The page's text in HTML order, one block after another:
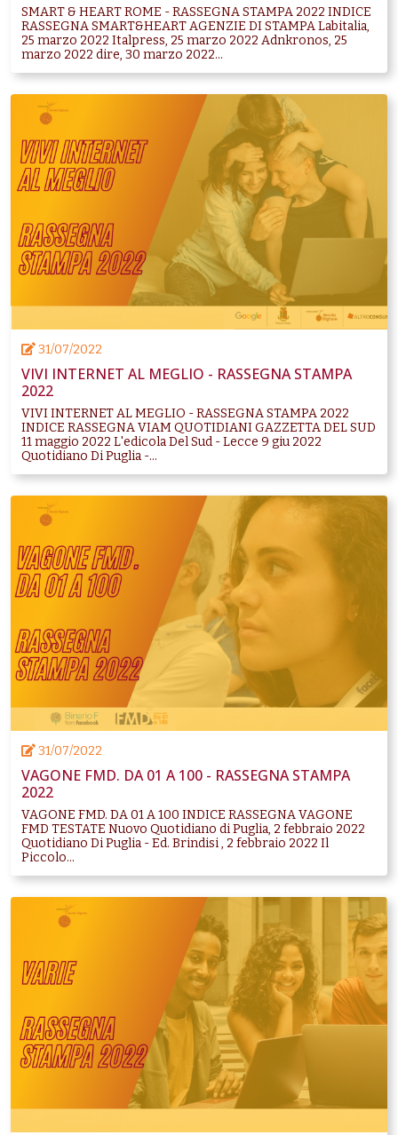
SMART & HEART ROME - RASSEGNA STAMPA 2022 INDICE
RASSEGNA SMART&HEART AGENZIE DI STAMPA Labitalia,
25 marzo 2022 Italpress, 25 marzo 2022 Adnkronos, 25
marzo 2022 dire, 30 marzo 2022...
31/07/2022
VIVI INTERNET AL MEGLIO - RASSEGNA STAMPA
2022
VIVI INTERNET AL MEGLIO - RASSEGNA STAMPA 2022
INDICE RASSEGNA VIAM QUOTIDIANI GAZZETTA DEL SUD
11 maggio 2022 L'edicola Del Sud - Lecce 9 giu 2022
Quotidiano Di Puglia -...
31/07/2022
VAGONE FMD. DA 01 A 100 - RASSEGNA STAMPA
2022
VAGONE FMD. DA 01 A 100 INDICE RASSEGNA VAGONE
FMD TESTATE Nuovo Quotidiano di Puglia, 2 febbraio 2022
Quotidiano Di Puglia - Ed. Brindisi , 2 febbraio 2022 Il
Piccolo...